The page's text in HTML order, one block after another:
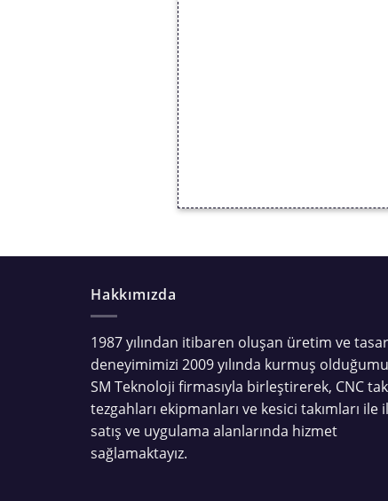
Hakkımızda
1987 yılından itibaren oluşan üretim ve
deneyimimizi 2009 yılında kurmuş
SM Teknoloji firmasıyla birleştirerek, CNC
tezgahları ekipmanları ve kesici takımları ile
satış ve uygulama alanlarında hizmet
sağlamaktayız.